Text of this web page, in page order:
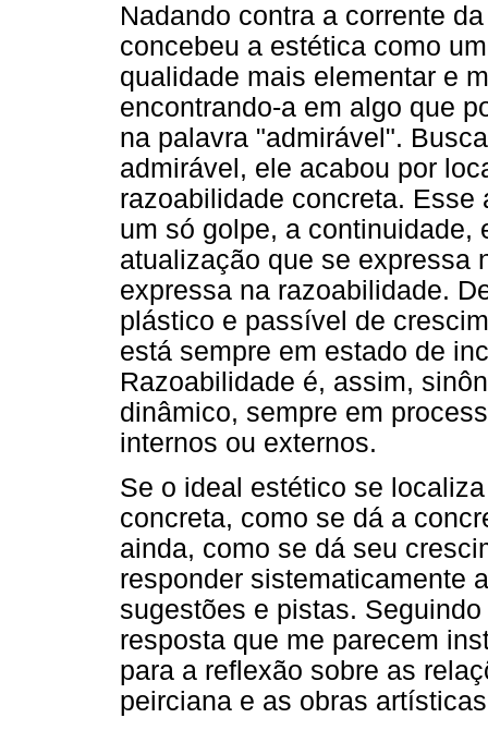
Nadando contra a corrente
concebeu a estética como
qualidade mais elementar e
encontrando-a em algo que
na palavra "admirável".
admirável, ele acabou por
razoabilidade concreta. Esse
um só golpe, a continuidade,
atualização que se expressa
expressa na razoabilidade.
plástico e passível de
está sempre em estado de
Razoabilidade é, assim,
dinâmico, sempre em
internos ou externos.
Se o ideal estético se
concreta, como se dá a
ainda, como se dá seu
responder sistematicamente
sugestões e pistas.
resposta que me parecem
para a reflexão sobre as
peirciana e as obras